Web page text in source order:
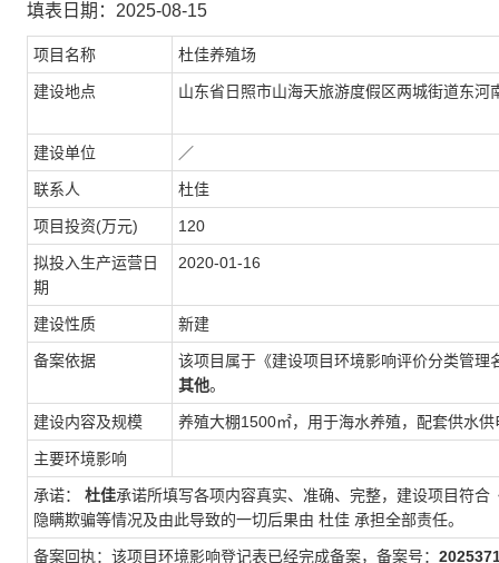
填表日期：2025-08-15
项目名称 杜佳养殖场
建设地点 山东省日照市山海天旅游度假区两城街道东河
建设单位 ／
联系人 杜佳
项目投资(万元) 120
拟投入生产运营日
期
2020-01-16
建设性质 新建
备案依据
该项目属于《建设项目环境影响评价分类管
其他。
建设内容及规模 养殖大棚1500㎡，用于海水养殖，配套供水
主要环境影响
承诺： 杜佳承诺所填写各项内容真实、准确、完整，建设项目符
隐瞒欺骗等情况及由此导致的一切后果由 杜佳 承担全部责任。
备案回执：该项目环境影响登记表已经完成备案，备案号：